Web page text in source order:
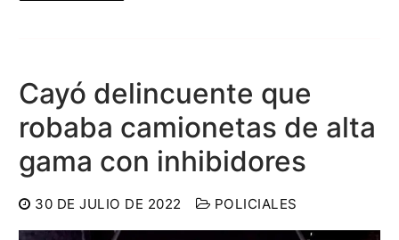
Cayó delincuente que
robaba camionetas de alta
gama con inhibidores
30 DE JULIO DE 2022 POLICIALES